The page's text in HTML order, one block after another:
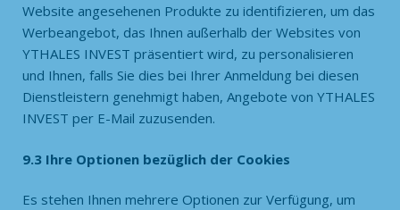
Website angesehenen Produkte zu identifizieren, um das
Werbeangebot, das Ihnen außerhalb der Websites von
YTHALES INVEST präsentiert wird, zu personalisieren
und Ihnen, falls Sie dies bei Ihrer Anmeldung bei diesen
Dienstleistern genehmigt haben, Angebote von YTHALES
INVEST per E-Mail zuzusenden.
9.3 Ihre Optionen bezüglich der Cookies
Es stehen Ihnen mehrere Optionen zur Verfügung, um